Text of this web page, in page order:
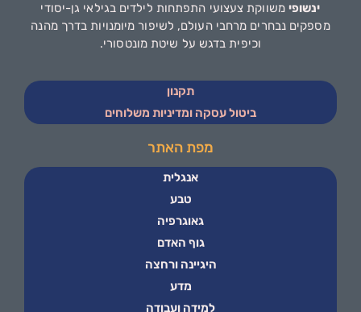
ינשופי משווקת צעצועי התפתחות לילדים בגילאי גן-יסודי
מספקים נבחרים מרחבי העולם, לשיפור מיומנויות בדרך מהנה
וכיפית בדגש על שיטת מונטסורי.
תקנון
ביטול עסקה ומדיניות משלוחים
מפת האתר
אנגלית
טבע
גאוגרפיה
גוף האדם
היגיינה ורחצה
מדע
למידה ועבודה